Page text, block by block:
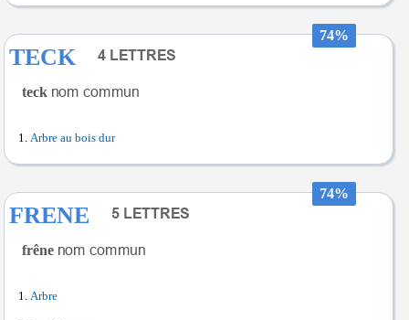
74%
TECK
teck
Arbre au bois dur
74%
FRENE
frêne
Arbre